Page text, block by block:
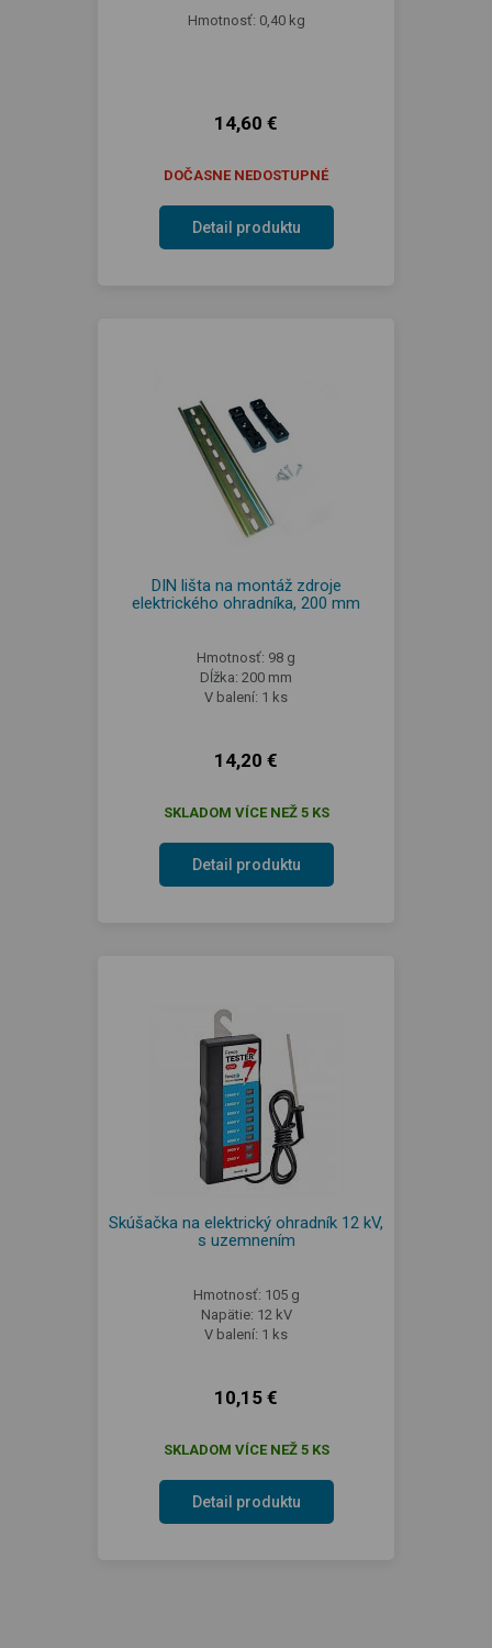
Hmotnosť: 0,40 kg
14,60 €
DOČASNE NEDOSTUPNÉ
Detail produktu
DIN lišta na montáž zdroje
elektrického ohradníka, 200 mm
Hmotnosť: 98 g
Dĺžka: 200 mm
V balení: 1 ks
14,20 €
SKLADOM VÍCE NEŽ 5 KS
Detail produktu
Skúšačka na elektrický ohradník 12 kV,
s uzemnením
Hmotnosť: 105 g
Napätie: 12 kV
V balení: 1 ks
10,15 €
SKLADOM VÍCE NEŽ 5 KS
Detail produktu